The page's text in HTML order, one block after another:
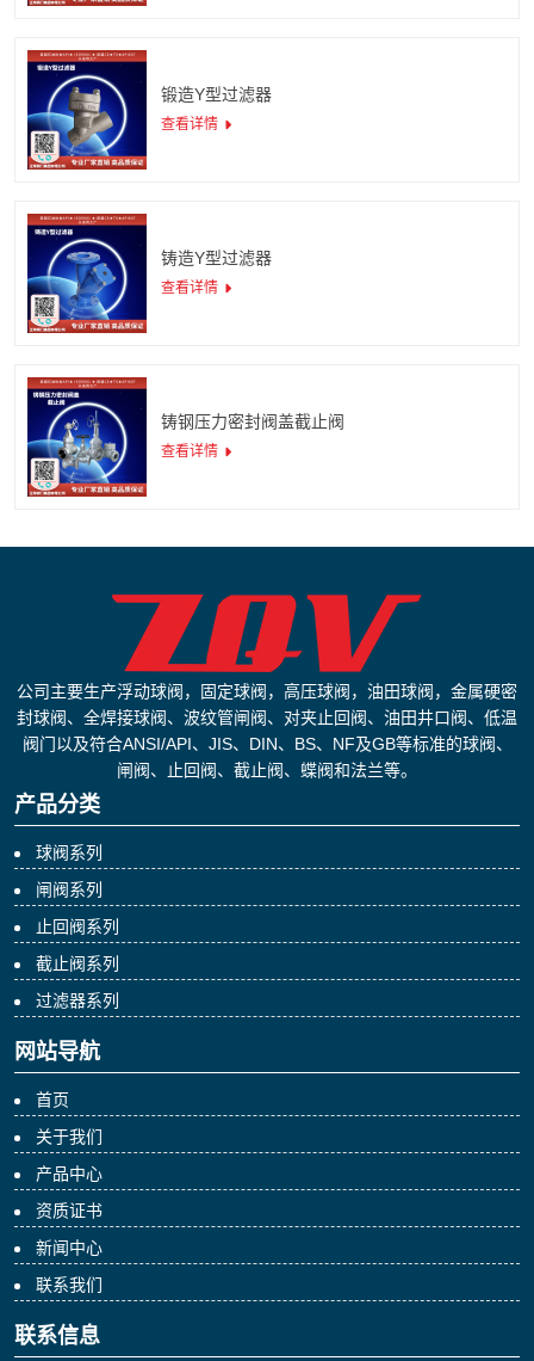
锻造Y型过滤器
查看详情
铸造Y型过滤器
查看详情
铸钢压力密封阀盖截止阀
查看详情
公司主要生产浮动球阀，固定球阀，高压球阀，油田球阀，金属硬密
封球阀、全焊接球阀、波纹管闸阀、对夹止回阀、油田井口阀、低温
阀门以及符合ANSI/API、JIS、DIN、BS、NF及GB等标准的球阀、
闸阀、止回阀、截止阀、蝶阀和法兰等。
产品分类
球阀系列
闸阀系列
止回阀系列
截止阀系列
过滤器系列
网站导航
首页
关于我们
产品中心
资质证书
新闻中心
联系我们
联系信息